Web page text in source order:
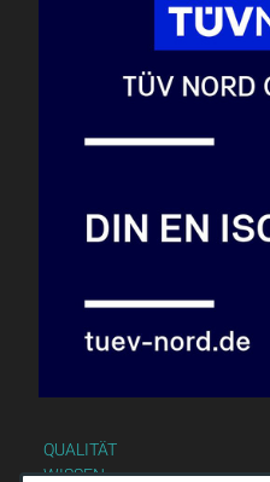
QUALITÄT
WISSEN